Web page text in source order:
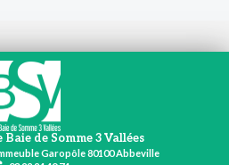
de Somme 3 Vallées
Garopôle 80100 Abbeville